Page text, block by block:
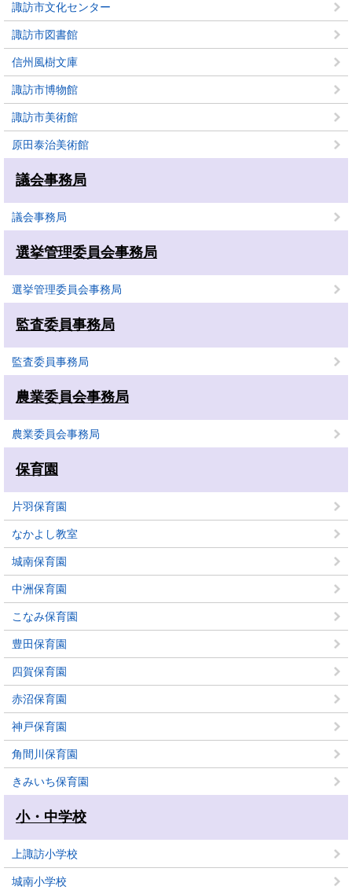
諏訪市文化センター
諏訪市図書館
信州風樹文庫
諏訪市博物館
諏訪市美術館
原田泰治美術館
議会事務局
議会事務局
選挙管理委員会事務局
選挙管理委員会事務局
監査委員事務局
監査委員事務局
農業委員会事務局
農業委員会事務局
保育園
片羽保育園
なかよし教室
城南保育園
中洲保育園
こなみ保育園
豊田保育園
四賀保育園
赤沼保育園
神戸保育園
角間川保育園
きみいち保育園
小・中学校
上諏訪小学校
城南小学校